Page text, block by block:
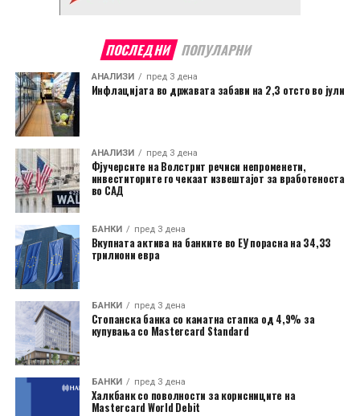
ПОСЛЕДНИ ПОПУЛАРНИ
АНАЛИЗИ пред 3 дена
Инфлацијата во државата забави на 2,3 отсто во јули
АНАЛИЗИ пред 3 дена
Фјучерсите на Волстрит речиси непроменети,
инвеститорите го чекаат извештајот за вработеноста
во САД
БАНКИ пред 3 дена
Вкупната актива на банките во ЕУ порасна на 34,33
трилиони евра
БАНКИ пред 3 дена
Стопанска банка со каматна стапка од 4,9% за
купувања со Mastercard Standard
БАНКИ пред 3 дена
Халкбанк со поволности за корисниците на
Mastercard World Debit